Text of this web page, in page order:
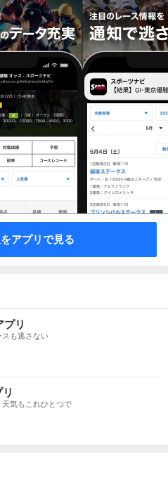
アプリで見る
プリ
も逃さない
天気もこれひとつで